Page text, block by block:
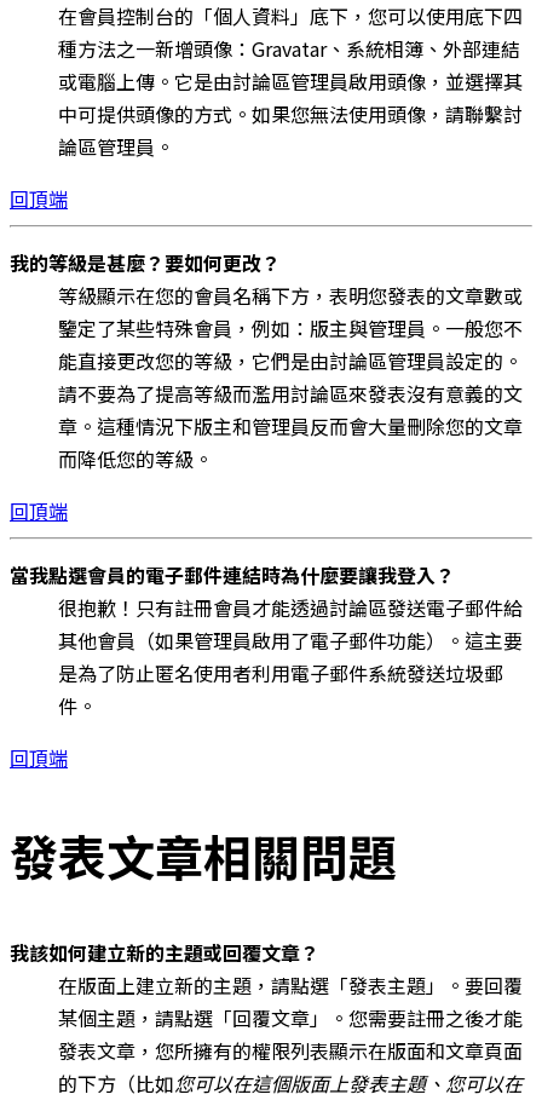
在會員控制台的「個人資料」底下，您可以使用底下四
種方法之一新增頭像：Gravatar、系統相簿、外部連結
或電腦上傳。它是由討論區管理員啟用頭像，並選擇其
中可提供頭像的方式。如果您無法使用頭像，請聯繫討
論區管理員。
回頂端
我的等級是甚麼？要如何更改？
等級顯示在您的會員名稱下方，表明您發表的文章數或
鑒定了某些特殊會員，例如：版主與管理員。一般您不
能直接更改您的等級，它們是由討論區管理員設定的。
請不要為了提高等級而濫用討論區來發表沒有意義的文
章。這種情況下版主和管理員反而會大量刪除您的文章
而降低您的等級。
回頂端
當我點選會員的電子郵件連結時為什麼要讓我登入？
很抱歉！只有註冊會員才能透過討論區發送電子郵件給
其他會員（如果管理員啟用了電子郵件功能）。這主要
是為了防止匿名使用者利用電子郵件系統發送垃圾郵
件。
回頂端
發表文章相關問題
我該如何建立新的主題或回覆文章？
在版面上建立新的主題，請點選「發表主題」。要回覆
某個主題，請點選「回覆文章」。您需要註冊之後才能
發表文章，您所擁有的權限列表顯示在版面和文章頁面
的下方（比如您可以在這個版面上發表主題、您可以在